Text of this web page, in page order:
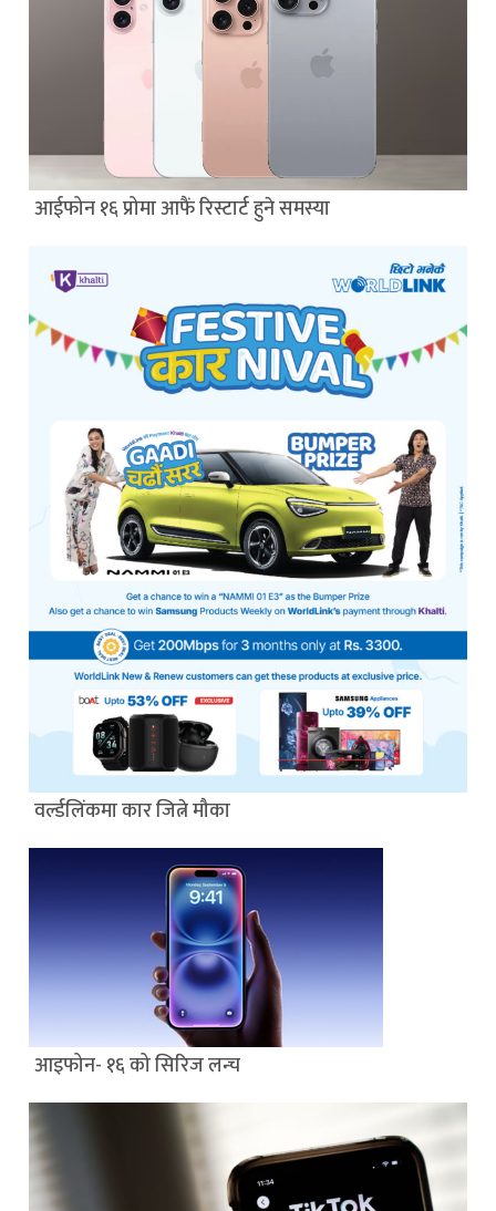
आईफोन १६ प्रोमा आफैं रिस्टार्ट हुने समस्या
वर्ल्डलिंकमा कार जित्ने मौका
आइफोन- १६ को सिरिज लन्च